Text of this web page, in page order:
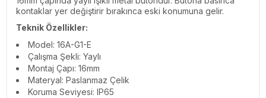
kontaklar yer değiştirir bırakınca eski konumuna gelir.
Teknik Özellikler:
Model: 16A-G1-E
Çalışma Şekli: Yaylı
Montaj Çapı: 16mm
Materyal: Paslanmaz Çelik
Koruma Seviyesi: IP65